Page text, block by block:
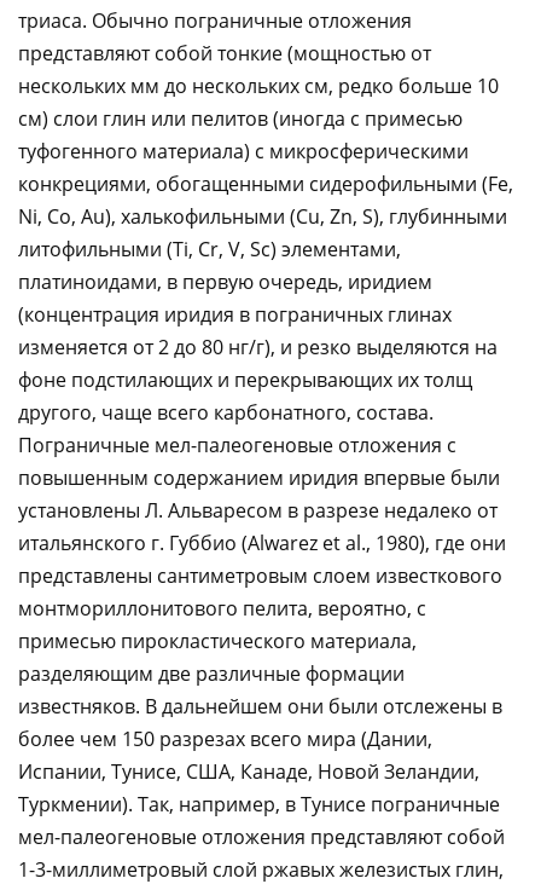
триаса. Обычно пограничные отложения
представляют собой тонкие (мощностью от
нескольких мм до нескольких см, редко больше 10
см) слои глин или пелитов (иногда с примесью
туфогенного материала) с микросферическими
конкрециями, обогащенными сидерофильными (Fe,
Ni, Co, Au), халькофильными (Cu, Zn, S), глубинными
литофильными (Ti, Cr, V, Sc) элементами,
платиноидами, в первую очередь, иридием
(концентрация иридия в пограничных глинах
изменяется от 2 до 80 нг/г), и резко выделяются на
фоне подстилающих и перекрывающих их толщ
другого, чаще всего карбонатного, состава.
Пограничные мел-палеогеновые отложения с
повышенным содержанием иридия впервые были
установлены Л. Альваресом в разрезе недалеко от
итальянского г. Губбио (Alwarez et al., 1980), где они
представлены сантиметровым слоем известкового
монтмориллонитового пелита, вероятно, с
примесью пирокластического материала,
разделяющим две различные формации
известняков. В дальнейшем они были отслежены в
более чем 150 разрезах всего мира (Дании,
Испании, Тунисе, США, Канаде, Новой Зеландии,
Туркмении). Так, например, в Тунисе пограничные
мел-палеогеновые отложения представляют собой
1-3-миллиметровый слой ржавых железистых глин,